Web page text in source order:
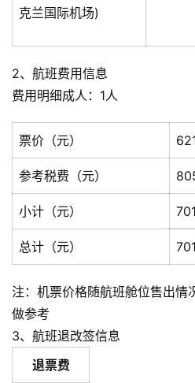
克兰国际机场)
2、航班费用信息
费用明细成人：1人
票价（元）
参考税费（元）
小计（元）
总计（元）
注：机票价格随航班舱位售出情
做参考
3、航班退改签信息
退票费